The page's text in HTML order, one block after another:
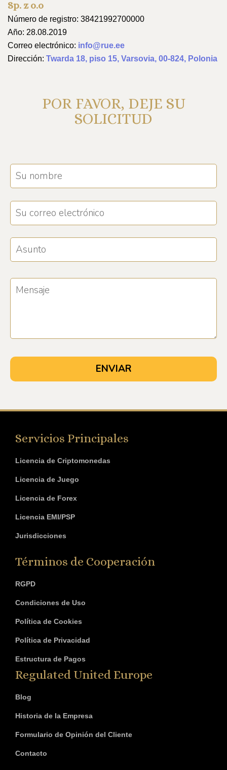
Sp. z o.o
Número de registro: 38421992700000
Año: 28.08.2019
Correo electrónico: info@rue.ee
Dirección: Twarda 18, piso 15, Varsovia, 00-824, Polonia
POR FAVOR, DEJE SU
SOLICITUD
Servicios Principales
Licencia de Criptomonedas
Licencia de Juego
Licencia de Forex
Licencia EMI/PSP
Jurisdicciones
Términos de Cooperación
RGPD
Condiciones de Uso
Política de Cookies
Política de Privacidad
Estructura de Pagos
Regulated United Europe
Blog
Historia de la Empresa
Formulario de Opinión del Cliente
Contacto